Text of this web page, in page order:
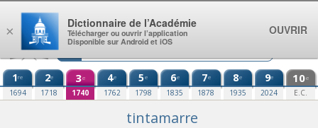
Aller au contenu
1re
1694
2e
1718
3e
1740
4e
1762
5e
1798
6e
1835
7e
1878
8e
1935
9e
2024
10e
E.C.
tintamarre
×
Dictionnaire de l’Académie
Télécharger ou ouvrir l’application
Disponible sur Android et iOS
OUVRIR